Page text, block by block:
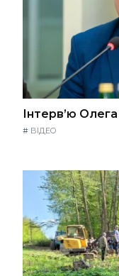
Інтерв’ю
# ВІДЕО